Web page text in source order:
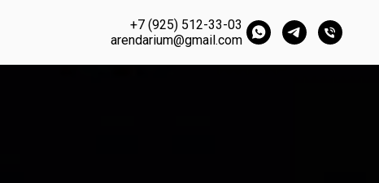
+7 (925) 512-33-03
arendarium@gmail.com